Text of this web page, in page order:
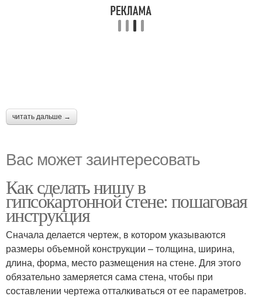
читать дальше →
Вас может заинтересовать
Как сделать нишу в
гипсокартонной стене: пошаговая
инструкция
Сначала делается чертеж, в котором указываются
размеры объемной конструкции – толщина, ширина,
длина, форма, место размещения на стене. Для этого
обязательно замеряется сама стена, чтобы при
составлении чертежа отталкиваться от ее параметров.